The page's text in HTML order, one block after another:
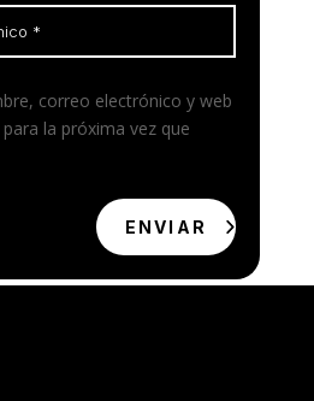
correo electrónico y web
la próxima vez que
ENVIAR